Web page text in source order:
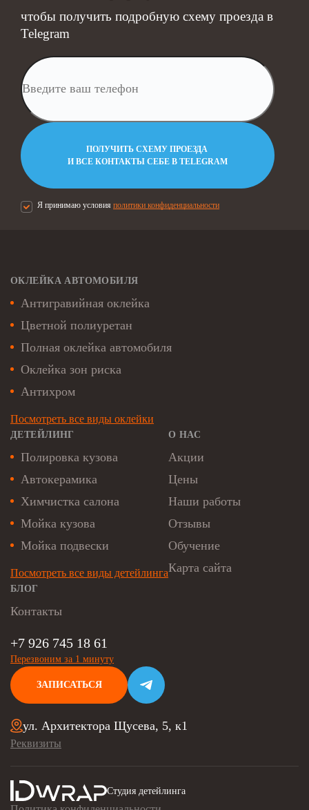
чтобы получить подробную схему проезда в
Telegram
ПОЛУЧИТЬ СХЕМУ ПРОЕЗДА
И ВСЕ КОНТАКТЫ СЕБЕ В TELEGRAM
Я принимаю условия политики конфиденциальности
ОКЛЕЙКА АВТОМОБИЛЯ
Антигравийная оклейка
Цветной полиуретан
Полная оклейка автомобиля
Оклейка зон риска
Антихром
Посмотреть все виды оклейки
ДЕТЕЙЛИНГ
Полировка кузова
Автокерамика
Химчистка салона
Мойка кузова
Мойка подвески
Посмотреть все виды детейлинга
О НАС
Акции
Цены
Наши работы
Отзывы
Обучение
Карта сайта
БЛОГ
Контакты
ЗАПИСАТЬСЯ
+7 926 745 18 61
Перезвоним за 1 минуту
ул. Архитектора Щусева, 5, к1
Реквизиты
Студия детейлинга